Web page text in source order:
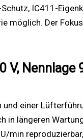
IC411-
möglich. Der
V, Nennlage
einer
in längeren
min